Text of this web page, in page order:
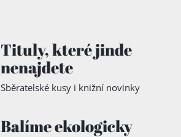
Tituly,které jinde
nenajdete
Sběratelské kusy i knižní novinky
Balíme ekologicky